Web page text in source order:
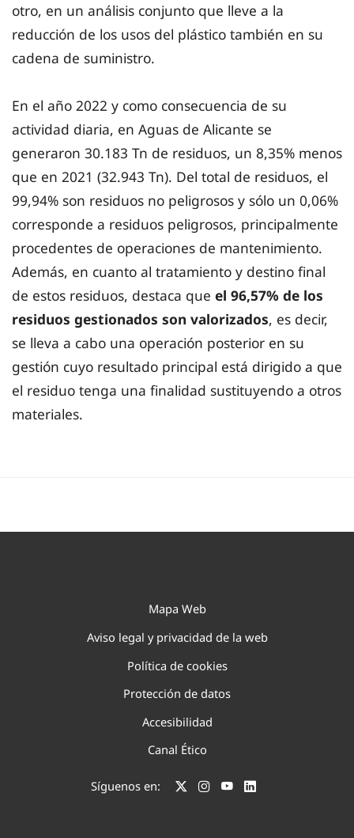
otro, en un análisis conjunto que lleve a la
reducción de los usos del plástico también en su
cadena de suministro.
En el año 2022 y como consecuencia de su
actividad diaria, en Aguas de Alicante se
generaron 30.183 Tn de residuos, un 8,35% menos
que en 2021 (32.943 Tn). Del total de residuos, el
99,94% son residuos no peligrosos y sólo un 0,06%
corresponde a residuos peligrosos, principalmente
procedentes de operaciones de mantenimiento.
Además, en cuanto al tratamiento y destino final
de estos residuos, destaca que el 96,57% de los
residuos gestionados son valorizados, es decir,
se lleva a cabo una operación posterior en su
gestión cuyo resultado principal está dirigido a que
el residuo tenga una finalidad sustituyendo a otros
materiales.
Mapa Web
Aviso legal y privacidad de la web
Política de cookies
Protección de datos
Accesibilidad
Canal Ético
Síguenos en: